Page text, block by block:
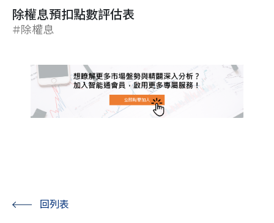
除權息預扣點數評估表
#除權息
回列表